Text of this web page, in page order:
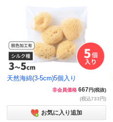
天然海綿(3-5cm)5個入り
非会員価格 667円(税抜)
(税込733円)
お気に入り追加